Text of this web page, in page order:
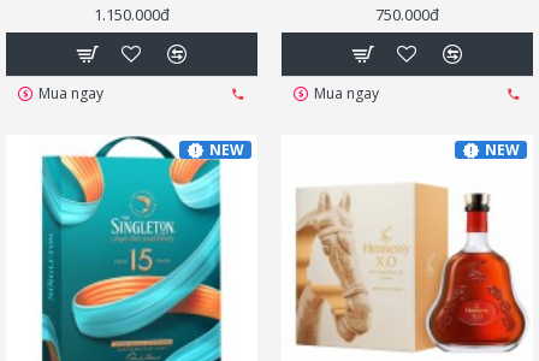
1.150.000đ
Mua ngay
750.000đ
Mua ngay
NEW NEW